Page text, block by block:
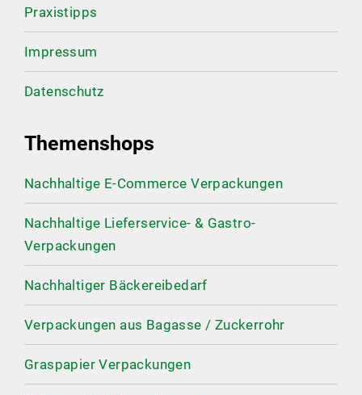
Praxistipps
Impressum
Datenschutz
Themenshops
Nachhaltige E-Commerce Verpackungen
Nachhaltige Lieferservice- & Gastro-
Verpackungen
Nachhaltiger Bäckereibedarf
Verpackungen aus Bagasse / Zuckerrohr
Graspapier Verpackungen